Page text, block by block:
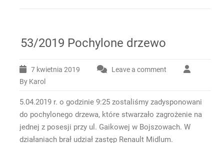
53/2019 Pochylone drzewo
7 kwietnia 2019
Leave a comment
By Karol
5.04.2019 r. o godzinie 9:25 zostaliśmy zadysponowani
do pochylonego drzewa, które stwarzało zagrożenie na
jednej z posesji przy ul. Gaikowej w Bojszowach. W
działaniach brał udział zastęp Renault Midlum.